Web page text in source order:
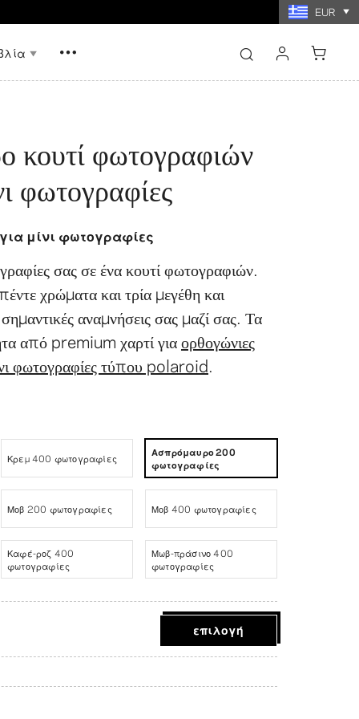
EUR
με
Εκτυπώσεις κολάζ
φωτογραφιών
σύνδεση
φωτογραφιών
φωτογραφίες
μίνι φωτογραφίες
σας σε ένα κουτί φωτογραφιών.
χρώματα και τρία μεγέθη και
αναμνήσεις σας μαζί σας. Τα
από premium χαρτί γιαορθογώνιες
φωτογραφίες τύπου polaroid
Κρεμ 400 φωτογραφίες
Ασπρόμαυρο 200
φωτογραφίες
Μοβ 200 φωτογραφίες Μοβ 400 φωτογραφίες
Καφέ-ροζ 400
φωτογραφίες
Μωβ-πράσινο 400
φωτογραφίες
επιλογή